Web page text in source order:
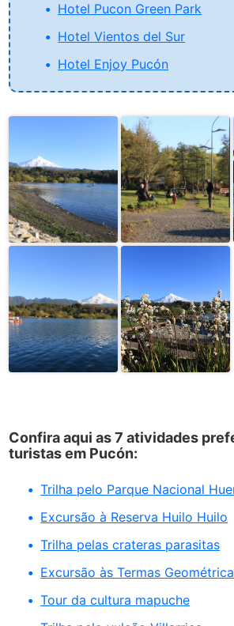
Hotel Pucon Green Park
Hotel Vientos del Sur
Hotel Enjoy Pucón
Confira aqui as 7 atividades
turistas em Pucón:
Trilha pelo Parque Nacional
Excursão à Reserva Huilo Huilo
Trilha pelas crateras parasitas
Excursão às Termas
Tour da cultura mapuche